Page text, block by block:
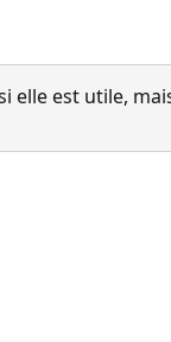
elle est utile,